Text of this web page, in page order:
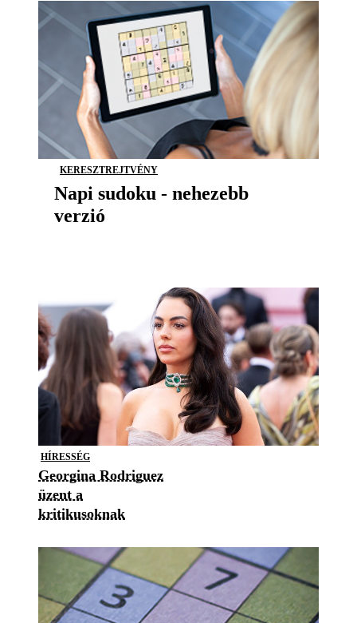
KERESZTREJTVÉNY
Napi sudoku - nehezebb
verzió
HÍRESSÉG
Georgina Rodriguez
üzent a
kritikusoknak